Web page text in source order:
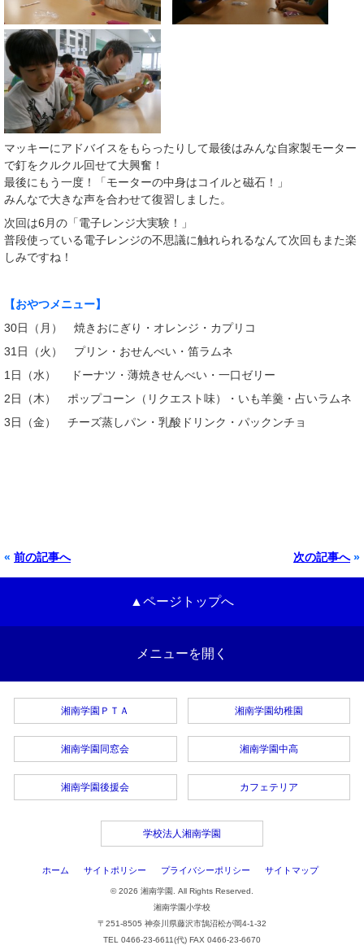
マッキーにアドバイスをもらったりして最後はみんな自家製モーター
で釘をクルクル回せて大興奮！
最後にもう一度！「モーターの中身はコイルと磁石！」
みんなで大きな声を合わせて復習しました。
次回は6月の「電子レンジ大実験！」
普段使っている電子レンジの不思議に触れられるなんて次回もまた楽
しみですね！
【おやつメニュー】
30日（月） 焼きおにぎり・オレンジ・カプリコ
31日（火） プリン・おせんべい・笛ラムネ
1日（水） ドーナツ・薄焼きせんべい・一口ゼリー
2日（木） ポップコーン（リクエスト味）・いも羊羹・占いラムネ
3日（金） チーズ蒸しパン・乳酸ドリンク・パックンチョ
« 前の記事へ 次の記事へ»
▲ページトップへ
メニューを開く
湘南学園ＰＴＡ
湘南学園同窓会
湘南学園後援会
湘南学園幼稚園
湘南学園中高
カフェテリア
学校法人湘南学園
ホーム サイトポリシー プライバシーポリシー サイトマップ
© 2026 湘南学園. All Rights Reserved.
湘南学園小学校
〒251-8505 神奈川県藤沢市鵠沼松が岡4-1-32
TEL 0466-23-6611(代) FAX 0466-23-6670